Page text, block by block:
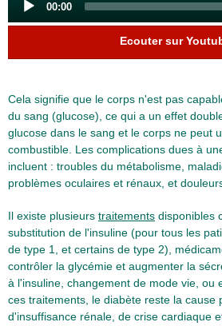
Player
00:00
Ecouter sur
Cela signifie que le corps n'est pas
du sang (glucose), ce qui a un effet
glucose dans le sang et le corps ne peut
combustible. Les complications dues à
incluent : troubles du métabolisme,
problèmes oculaires et rénaux, et
Il existe plusieurs traitements disponibles
substitution de l'insuline (pour tous les
de type 1, et certains de type 2),
contrôler la glycémie et augmenter la
à l'insuline, changement de mode vie, ou
ces traitements, le diabète reste la cause
d'insuffisance rénale, de crise cardiaque